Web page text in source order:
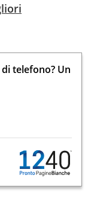
telefono? Un